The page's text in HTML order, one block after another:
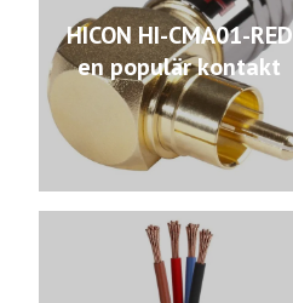
HICON HI-CMA01-RED
en populär kontakt